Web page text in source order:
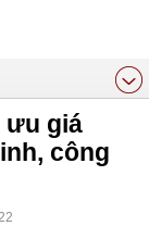
ưu giá
công